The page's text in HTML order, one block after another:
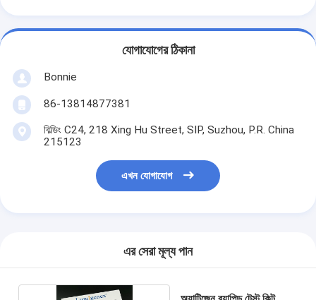
যোগাযোগের ঠিকানা
Bonnie
86-13814877381
বিল্ডিং C24, 218 Xing Hu Street, SIP, Suzhou, P.R. China
215123
এখন যোগাযোগ
এর সেরা মূল্য পান